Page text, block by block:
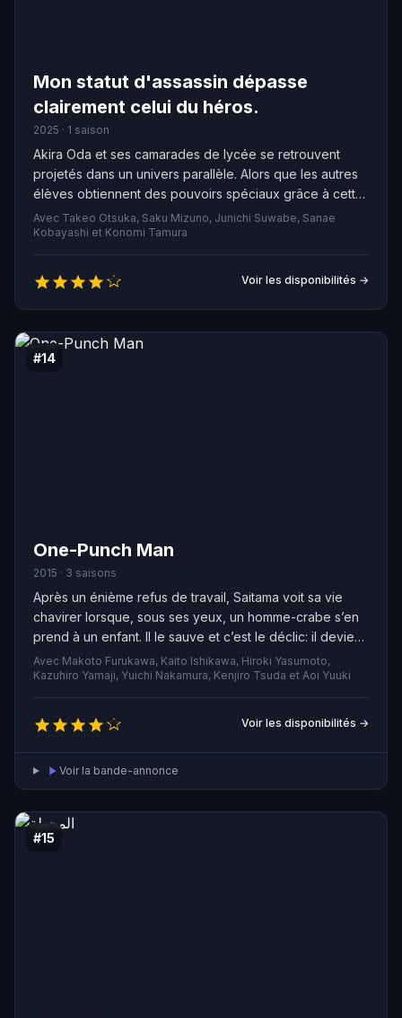
Mon statut d'assassin dépasse
clairement celui du héros.
2025 · 1 saison
Akira Oda et ses camarades de lycée se retrouvent
projetés dans un univers parallèle. Alors que les autres
élèves obtiennent des pouvoirs spéciaux grâce à cette
convocation, Akira n’obtient que des capacités d’un
assassin plutôt médiocre. Pour autant, son rôle finit par
dépasser celui de héros, la vocation la plus puissante.
Au fil de ses soupçons sur le fait que le roi serait à
l’origine de cette convocation, Akira est faussement
accusé d’un crime et contraint de fuir.
Avec Takeo Otsuka, Saku Mizuno, Junichi Suwabe, Sanae
Kobayashi et Konomi Tamura
Voir les disponibilités →
#14
One-Punch Man
2015 · 3 saisons
Après un énième refus de travail, Saitama voit sa vie
chavirer lorsque, sous ses yeux, un homme-crabe s’en
prend à un enfant. Il le sauve et c’est le déclic: il devient
super-héros. Mais pas vraiment comme les autres. C’est
un anti-héros complètement à côté de la plaque. Son
pouvoir : vaincre n’importe quel adversaire d’un seul
coup de poing. Quelle lassitude d’être aussi puissant…
Saitama parviendra-t-il à retrouver l’ivresse du combat
en croisant un adversaire à sa hauteur ?
Avec Makoto Furukawa, Kaito Ishikawa, Hiroki Yasumoto,
Kazuhiro Yamaji, Yuichi Nakamura, Kenjiro Tsuda et Aoi Yuuki
Voir les disponibilités →
Voir la bande-annonce
#15